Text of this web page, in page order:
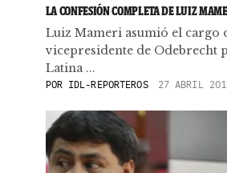
LA CONFESIÓN COMPLETA DE LUIZ
Luiz Mameri asumió el cargo
vicepresidente de Odebrecht
Latina ...
POR IDL-REPORTEROS 27 ABRIL